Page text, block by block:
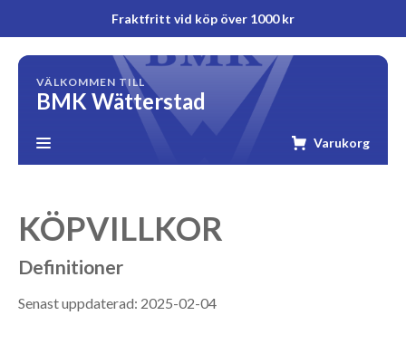
Fraktfritt vid köp över 1000 kr
VÄLKOMMEN TILL
BMK Wätterstad
Varukorg
KÖPVILLKOR
Definitioner
Senast uppdaterad: 2025-02-04